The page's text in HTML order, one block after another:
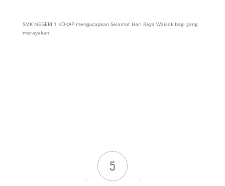
SMK NEGERI 1 KOKAP mengucapkan Selamat Hari Raya Waisak bagi yang
merayakan
5